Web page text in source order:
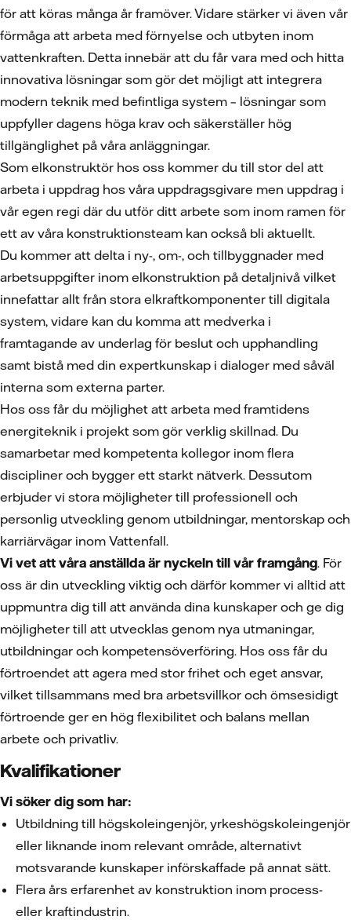
för att köras många år framöver. Vidare stärker vi även vår
förmåga att arbeta med förnyelse och utbyten inom
vattenkraften. Detta innebär att du får vara med och hitta
innovativa lösningar som gör det möjligt att integrera
modern teknik med befintliga system – lösningar som
uppfyller dagens höga krav och säkerställer hög
tillgänglighet på våra anläggningar.
Som elkonstruktör hos oss kommer du till stor del att
arbeta i uppdrag hos våra uppdragsgivare men uppdrag i
vår egen regi där du utför ditt arbete som inom ramen för
ett av våra konstruktionsteam kan också bli aktuellt.
Du kommer att delta i ny-, om-, och tillbyggnader med
arbetsuppgifter inom elkonstruktion på detaljnivå vilket
innefattar allt från stora elkraftkomponenter till digitala
system, vidare kan du komma att medverka i
framtagande av underlag för beslut och upphandling
samt bistå med din expertkunskap i dialoger med såväl
interna som externa parter.
Hos oss får du möjlighet att arbeta med framtidens
energiteknik i projekt som gör verklig skillnad. Du
samarbetar med kompetenta kollegor inom flera
discipliner och bygger ett starkt nätverk. Dessutom
erbjuder vi stora möjligheter till professionell och
personlig utveckling genom utbildningar, mentorskap och
karriärvägar inom Vattenfall.
Vi vet att våra anställda är nyckeln till vår framgång. För
oss är din utveckling viktig och därför kommer vi alltid att
uppmuntra dig till att använda dina kunskaper och ge dig
möjligheter till att utvecklas genom nya utmaningar,
utbildningar och kompetensöverföring. Hos oss får du
förtroendet att agera med stor frihet och eget ansvar,
vilket tillsammans med bra arbetsvillkor och ömsesidigt
förtroende ger en hög flexibilitet och balans mellan
arbete och privatliv.
Kvalifikationer
Vi söker dig som har:
Utbildning till högskoleingenjör, yrkeshögskoleingenjör
eller liknande inom relevant område, alternativt
motsvarande kunskaper införskaffade på annat sätt.
Flera års erfarenhet av konstruktion inom process-
eller kraftindustrin.